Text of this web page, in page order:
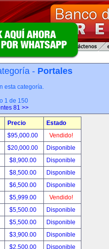
- Portales
esta categoría.
1 de 150
81 >>
Precio
Estado
$95,000.00
Vendido!
$20,000.00
Disponible
$8,900.00
Disponible
$8,500.00
Disponible
$6,500.00
Disponible
$5,999.00
Vendido!
$5,500.00
Disponible
$5,500.00
Disponible
$3,900.00
Disponible
$2,500.00
Disponible